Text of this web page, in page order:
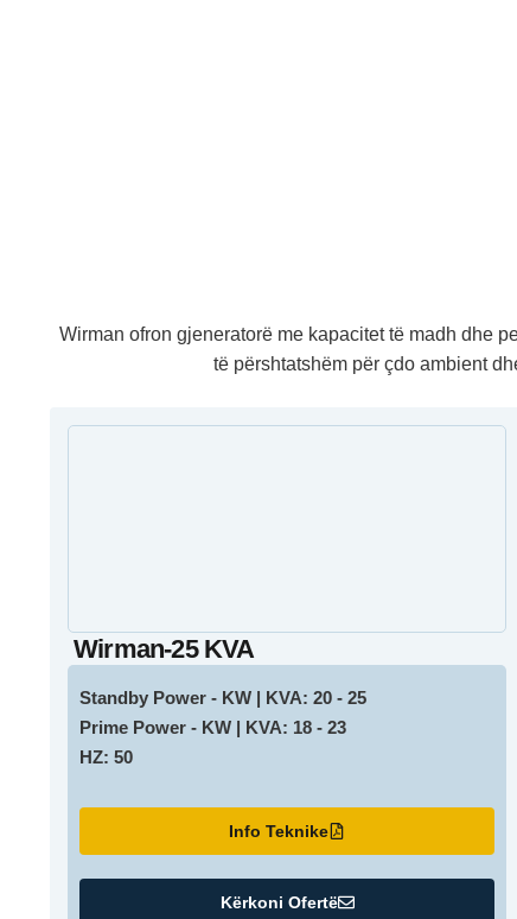
Wirman ofron gjeneratorë me kapacitet të madh dhe
të përshtatshëm për çdo ambient
Wirman-25 KVA
Standby Power - KW | KVA: 20 - 25
Prime Power - KW | KVA: 18 - 23
HZ: 50
Info Teknike
Kërkoni Ofertë